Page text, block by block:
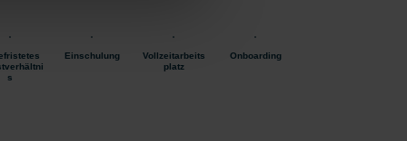
s
Einschulung
Vollzeitarbeits
platz
Onboarding